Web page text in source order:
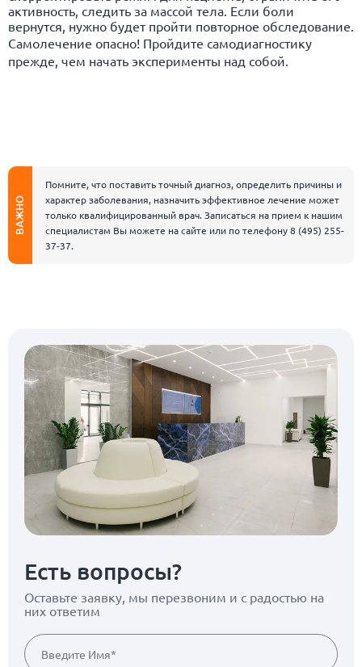
активность, следить за массой тела. Если боли
вернутся, нужно будет пройти повторное обследование.
Самолечение опасно! Пройдите самодиагностику
прежде, чем начать эксперименты над собой.
ВАЖНО
Помните, что поставить точный диагноз, определить причины и
характер заболевания, назначить эффективное лечение может
только квалифицированный врач. Записаться на прием к нашим
специалистам Вы можете на сайте или по телефону8 (495) 255-
37-37.
Есть вопросы?
Оставьте заявку, мы перезвоним и с радостью на
них ответим